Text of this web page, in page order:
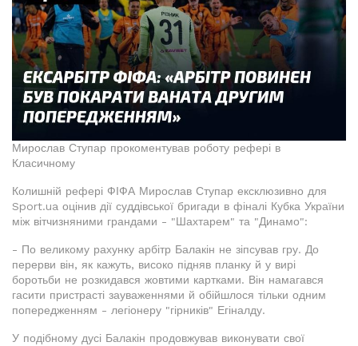
Мирослав Ступар прокоментував роботу рефері в
Класичному
Колишній рефері ФІФА Мирослав Ступар ексклюзивно для
Sport.ua оцінив дії суддівської бригади в фіналі Кубка України
між вітчизняними грандами - "Шахтарем" та "Динамо":
- По великому рахунку арбітр Балакін не зіпсував гру. До
перерви він, як кажуть, високо підняв планку й у вирі
боротьби не розкидався жовтими картками. Він намагався
гасити пристрасті зауваженнями й обійшлося тільки одним
попередженням - легіонеру "гірників" Егіналду.
У подібному дусі Балакін продовжував виконувати свої